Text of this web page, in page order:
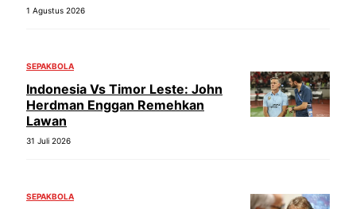
1 Agustus 2026
SEPAKBOLA
Indonesia Vs Timor Leste: John
Herdman Enggan Remehkan
Lawan
31 Juli 2026
SEPAKBOLA